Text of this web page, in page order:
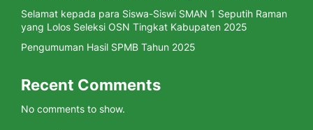
Selamat kepada para Siswa-Siswi SMAN 1 Seputih Raman
yang Lolos Seleksi OSN Tingkat Kabupaten 2025
Pengumuman Hasil SPMB Tahun 2025
Recent Comments
No comments to show.